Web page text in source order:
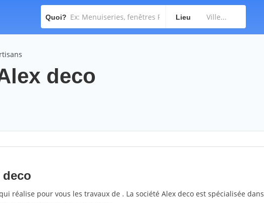
Quoi? Lieu
deco
réalise pour vous les travaux de . La société Alex deco est spécialisée dans